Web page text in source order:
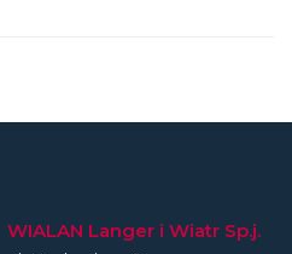
WIALAN Langer i Wiatr Sp.j.